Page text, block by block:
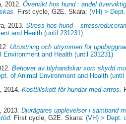
, 2012.Övervikt hos hund : andel
First cycle, G2E. Skara:(VH) >
, 2013.Stress hos hund –
and Health (until 231231)
Utrustning och utrymmen för
Environment and Health (until 231231)
Behovet av blyhandskar som skydd
of Animal Environment and Health (until
, 2014.Kosttillskott för hundar med artros.
, 2013.Djurägares upplevelser i samband
First cycle, G2E. Skara:(VH) > Dept.